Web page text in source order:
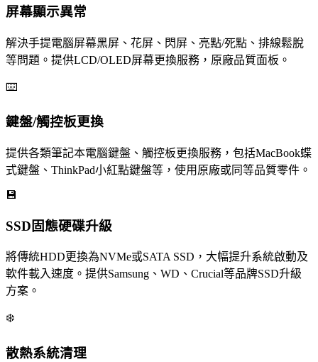
屏幕顯示異常
解決手提電腦屏幕黑屏、花屏、閃屏、亮點/死點、排線鬆脫
等問題。提供LCD/OLED屏幕更換服務，原廠品質面板。
⌨️
鍵盤/觸控板更換
提供各類筆記本電腦鍵盤、觸控板更換服務，包括MacBook蝶
式鍵盤、ThinkPad小紅點鍵盤等，使用原廠或同等品質零件。
💾
SSD固態硬碟升級
將傳統HDD更換為NVMe或SATA SSD，大幅提升系統啟動及
軟件載入速度。提供Samsung、WD、Crucial等品牌SSD升級
方案。
❄️
散熱系統清理